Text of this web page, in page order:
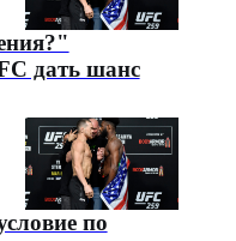
дать шанс
по